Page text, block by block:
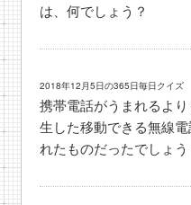
は、何でしょう？
2018年12月5日の365日毎日クイズ
携帯電話がうまれるよ
生した移動できる無線
れたものだったでしょう